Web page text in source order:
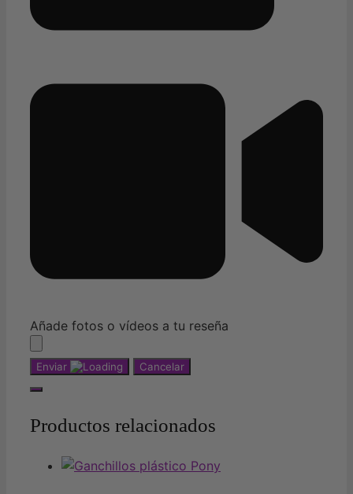
Añade fotos o vídeos a tu reseña
Enviar Cancelar
Productos relacionados